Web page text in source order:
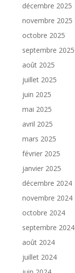
décembre 2025
novembre 2025
octobre 2025
septembre 2025
août 2025
juillet 2025
juin 2025
mai 2025
avril 2025
mars 2025
février 2025
janvier 2025
décembre 2024
novembre 2024
octobre 2024
septembre 2024
août 2024
juillet 2024